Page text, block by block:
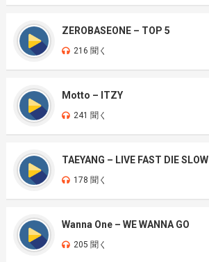
ZEROBASEONE – TOP 5
216 聞く
Motto – ITZY
241 聞く
TAEYANG – LIVE FAST DIE SLOW
178 聞く
Wanna One – WE WANNA GO
205 聞く